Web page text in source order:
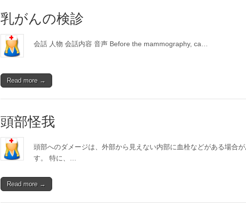
乳がんの検診
会話 人物 会話内容 音声 Before the mammography, ca…
Read more →
頭部怪我
頭部へのダメージは、外部から見えない内部に血栓などがある場合
す。 特に、…
Read more →